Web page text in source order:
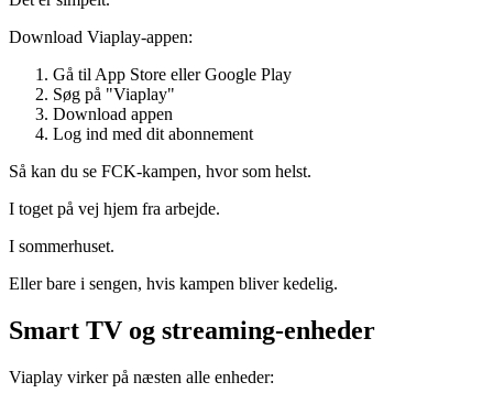
Download Viaplay-appen:
Gå til App Store eller Google Play
Søg på "Viaplay"
Download appen
Log ind med dit abonnement
Så kan du se FCK-kampen, hvor som helst.
I toget på vej hjem fra arbejde.
I sommerhuset.
Eller bare i sengen, hvis kampen bliver kedelig.
Smart TV og streaming-enheder
Viaplay virker på næsten alle enheder: